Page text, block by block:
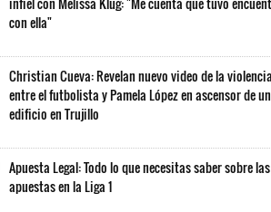
con ella"
Christian Cueva: Revelan nuevo video de la
entre el futbolista y Pamela López en ascensor de un
edificio en Trujillo
Apuesta Legal: Todo lo que necesitas saber sobre las
apuestas en la Liga 1